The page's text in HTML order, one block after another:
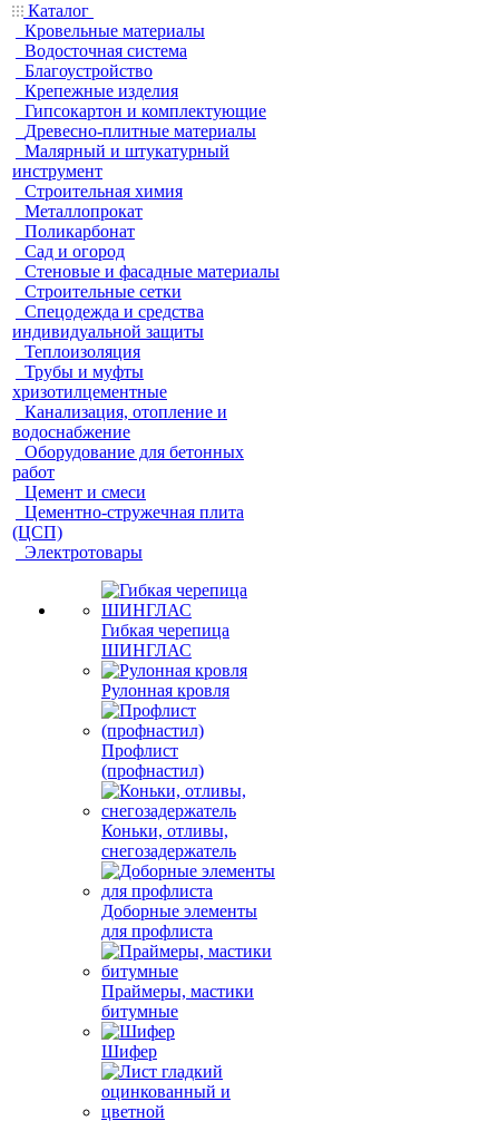
Каталог
Кровельные материалы
Водосточная система
Благоустройство
Крепежные изделия
Гипсокартон и комплектующие
Древесно-плитные материалы
Малярный и штукатурный
инструмент
Строительная химия
Металлопрокат
Поликарбонат
Сад и огород
Стеновые и фасадные материалы
Строительные сетки
Спецодежда и средства
индивидуальной защиты
Теплоизоляция
Трубы и муфты
хризотилцементные
Канализация, отопление и
водоснабжение
Оборудование для бетонных
работ
Цемент и смеси
Цементно-стружечная плита
(ЦСП)
Электротовары
Гибкая черепица
ШИНГЛАС
Рулонная кровля
Профлист
(профнастил)
Коньки, отливы,
снегозадержатель
Доборные элементы
для профлиста
Праймеры, мастики
битумные
Шифер